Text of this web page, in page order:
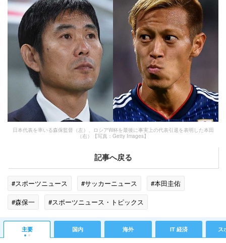
日本代表を率いる森保監督（左）、ロシアW杯を最後に事実上の代表引退を表明した本田
（右）【写真：Getty Images】
記事へ戻る
#スポーツニュース #サッカーニュース
#本田圭佑
#森保一
#スポーツニュース・トピックス
主要 国内 海外 IT 経済 ス